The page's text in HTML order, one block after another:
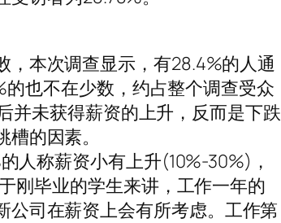
本次调查显示，有28.4%的人通
也不在少数，约占整个调查受众
并未获得薪资的上升，反而是下跌
的因素。
人称薪资小有上升(10%-30%)，
刚毕业的学生来讲，工作一年的
公司在薪资上会有所考虑。工作第